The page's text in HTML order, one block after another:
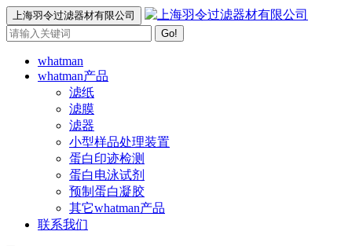
上海羽令过滤器材有限公司
Go!
whatman
whatman产品
滤纸
滤膜
滤器
小型样品处理装置
蛋白印迹检测
蛋白电泳试剂
预制蛋白凝胶
其它whatman产品
联系我们